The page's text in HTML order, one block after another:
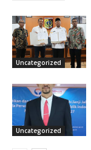
Uncategorized
Uncategorized